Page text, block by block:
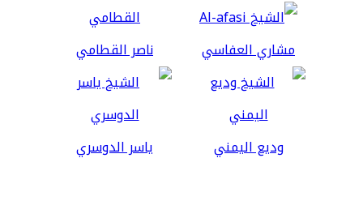
مشاري العفاسي ناصر القطامي
وديع اليمني ياسر الدوسري